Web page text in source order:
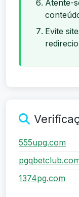
Atente-
Evite
555upg.com
1374pg.com